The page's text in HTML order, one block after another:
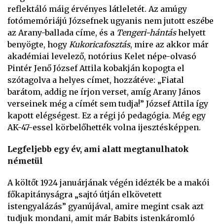
reflektáló máig érvényes látleletét. Az amúgy
fotómemóriájú Józsefnek ugyanis nem jutott eszébe
az Arany-ballada címe, és a Tengeri-hántáshelyett
benyögte, hogy Kukoricafosztás, mire az akkor már
akadémiai levelező, notórius Kelet népe-olvasó
Pintér Jenő József Attila kobakján kopogta el
szótagolva a helyes címet, hozzátéve: „Fiatal
barátom, addig ne írjon verset, amíg Arany János
verseinek még a címét sem tudja!” József Attila így
kapott elégségest. Ez a régi jó pedagógia. Még egy
AK-47-essel körbelőhették volna ijesztésképpen.
Legfeljebb egy év, ami alatt megtanulhatok
németül
A költőt 1924 januárjának végén idézték be a makói
főkapitányságra „sajtó útján elkövetett
istengyalázás” gyanújával, amire megint csak azt
tudjuk mondani, amit már Babits istenkáromló